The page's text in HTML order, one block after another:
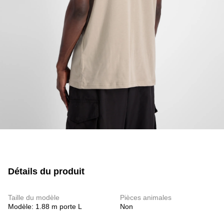
Détails du produit
Taille du modèle
Modèle: 1.88 m porte L
Pièces animales
Non